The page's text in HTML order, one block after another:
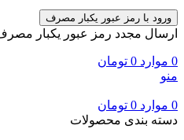
با رمز عبور یکبار مصرف
مجدد رمز عبور یکبار مصرف
0
تومان
0
تومان
بندی محصولات